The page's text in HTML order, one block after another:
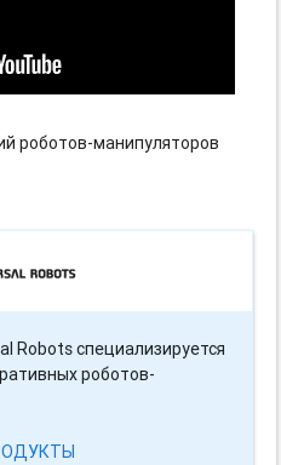
роботов-манипуляторов
Robots специализируется
роботов-